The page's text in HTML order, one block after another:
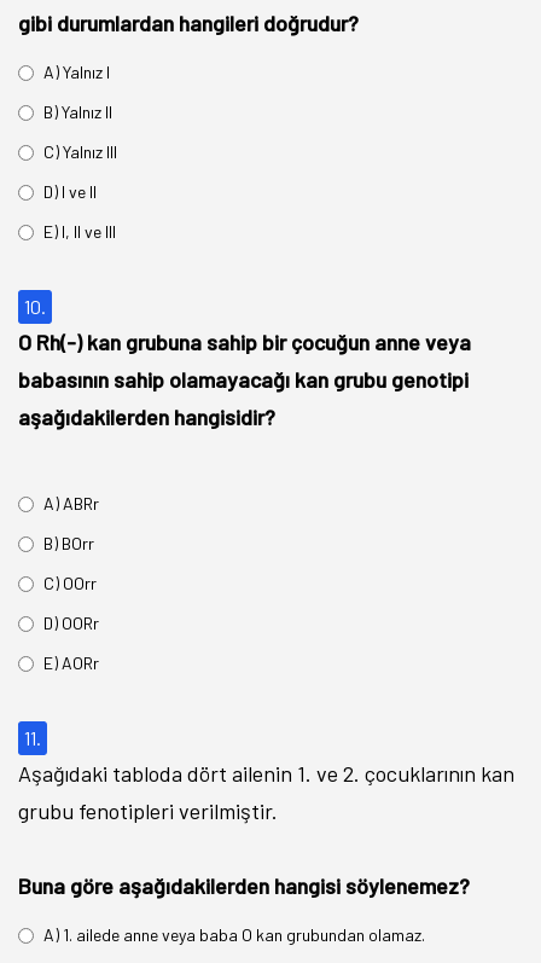
gibi durumlardan hangileri doğrudur?
A) Yalnız I
B) Yalnız II
C) Yalnız III
D) I ve II
E) I, II ve III
10.
O Rh(-) kan grubuna sahip bir çocuğun anne veya
babasının sahip olamayacağı kan grubu genotipi
aşağıdakilerden hangisidir?
A) ABRr
B) BOrr
C) OOrr
D) OORr
E) AORr
11.
Aşağıdaki tabloda dört ailenin 1. ve 2. çocuklarının kan
grubu fenotipleri verilmiştir.
Buna göre aşağıdakilerden hangisi söylenemez?
A) 1. ailede anne veya baba O kan grubundan olamaz.